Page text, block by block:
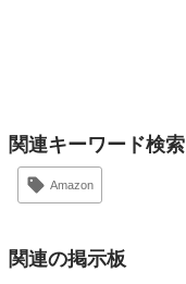
関連キーワード検索
Amazon
関連の掲示板